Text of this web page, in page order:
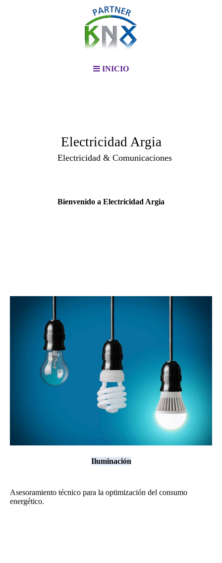
INICIO
Electricidad Argia
Electricidad & Comunicaciones
Bienvenido a Electricidad Argia
Iluminación
Asesoramiento técnico para la optimización del consumo
energético.